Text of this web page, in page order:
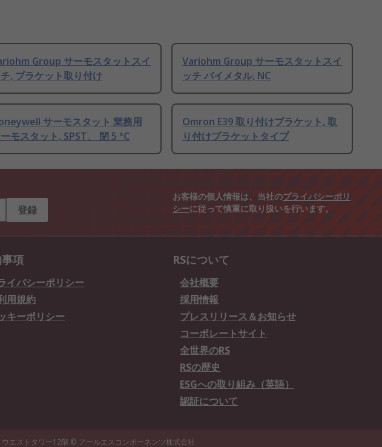
Group サーモスタットスイ
, ブラケット取り付け
Variohm Group サーモスタットスイ
ッチ バイメタル, NC
サーモスタット 業務用
モスタット, SPST、 閉 5 °C
Omron E39 取り付けブラケット, 取
り付けブラケットタイプ
登録
お客様の個人情報は、当社のプライバシーポリ
シーに従って慎重に取り扱いを行います。
項
イバシーポリシー
用規約
キーポリシー
RSについて
会社概要
採用情報
プレスリリース＆お知らせ
コーポレートサイト
全世界のRS
RSの歴史
ESGへの取り組み（英語）
認証について
エストタワー12階 © アールエスコンポーネンツ株式会社